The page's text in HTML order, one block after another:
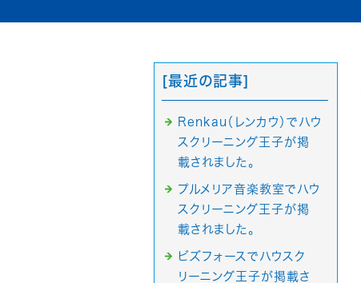
[最近の記事]
Renkau（レンカウ）でハウ
スクリーニング王子が掲
載されました。
プルメリア音楽教室でハウ
スクリーニング王子が掲
載されました。
ビズフォースでハウスク
リーニング王子が掲載さ